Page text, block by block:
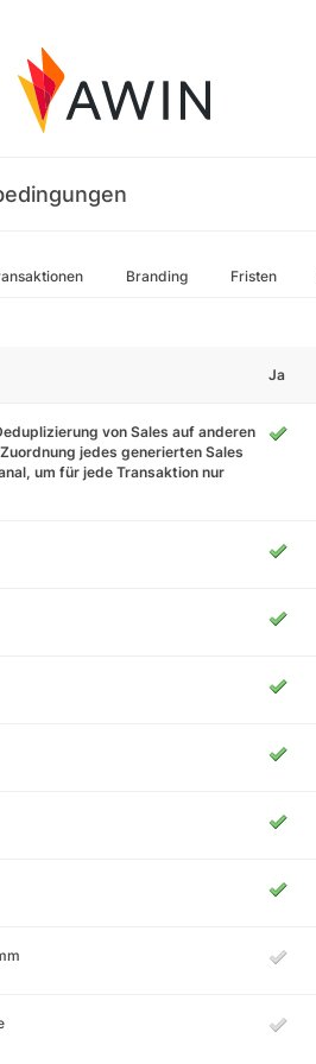
Branding Fristen
Ja
von Sales auf anderen
jedes generierten Sales
um für jede Transaktion nur